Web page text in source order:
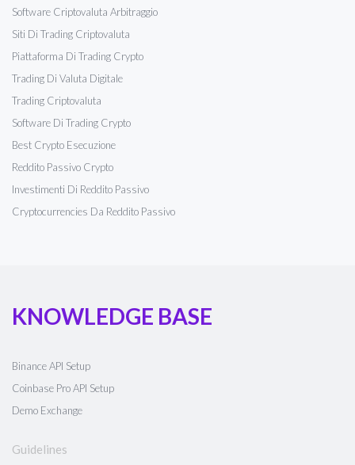
Software Criptovaluta Arbitraggio
Siti Di Trading Criptovaluta
Piattaforma Di Trading Crypto
Trading Di Valuta Digitale
Trading Criptovaluta
Software Di Trading Crypto
Best Crypto Esecuzione
Reddito Passivo Crypto
Investimenti Di Reddito Passivo
Cryptocurrencies Da Reddito Passivo
KNOWLEDGE BASE
Binance API Setup
Coinbase Pro API Setup
Demo Exchange
Guidelines